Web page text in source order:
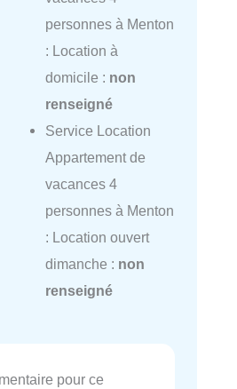
personnes à Menton
: Location à
domicile : non
renseigné
Service Location
Appartement de
vacances 4
personnes à Menton
: Location ouvert
dimanche : non
renseigné
pour ce